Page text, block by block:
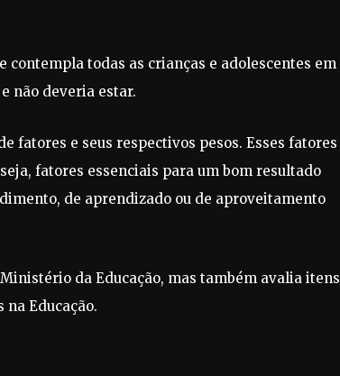
contempla todas as crianças e adolescentes em
não deveria estar.
fatores e seus respectivos pesos. Esses fatores
fatores essenciais para um bom resultado
de aprendizado ou de aproveitamento
da Educação, mas também avalia itens
Educação.